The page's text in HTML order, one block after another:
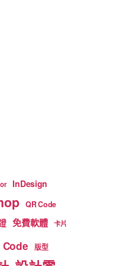
InDesign
QR Code
免費軟體 卡片
Code 版型